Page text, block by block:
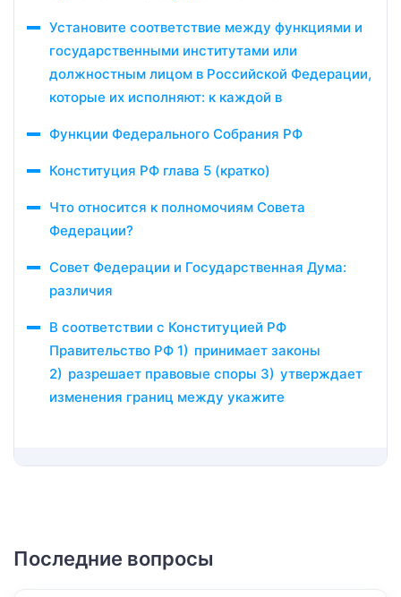
Установите соответствие между функциями и
государственными институтами или
должностным лицом в Российской Федерации,
которые их исполняют: к каждой в
Функции Федерального Собрания РФ
Конституция РФ глава 5 (кратко)
Что относится к полномочиям Совета
Федерации?
Совет Федерации и Государственная Дума:
различия
В соответствии с Конституцией РФ
Правительство РФ 1) принимает законы
2) разрешает правовые споры 3) утверждает
изменения границ между укажите
Последние вопросы